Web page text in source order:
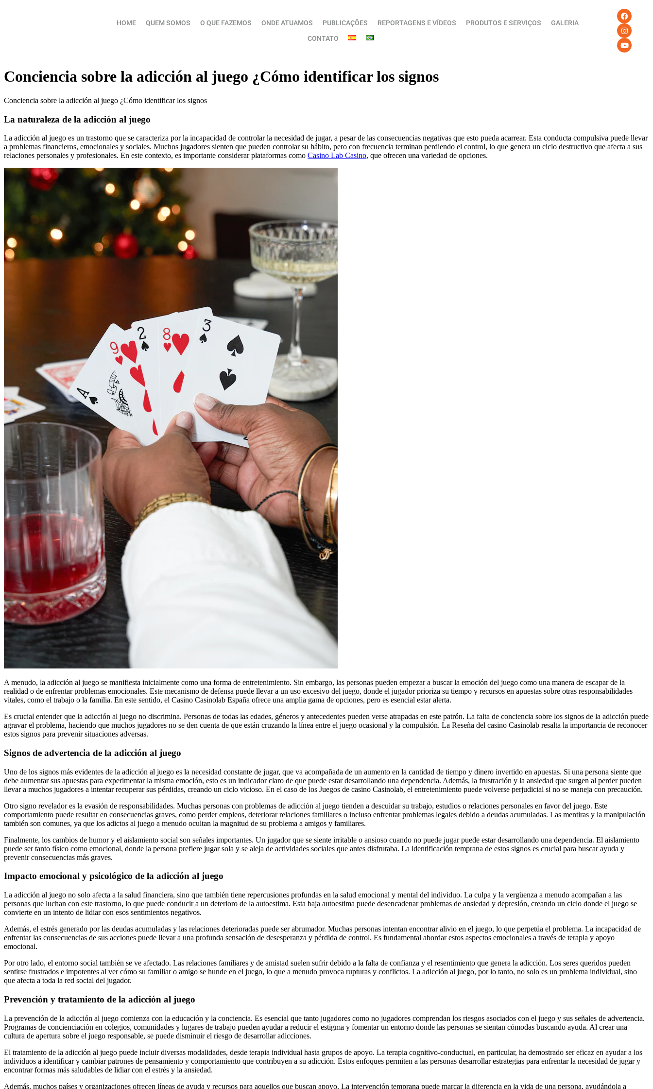
HOME QUEM SOMOS O QUE FAZEMOS ONDE ATUAMOS PUBLICAÇÕES REPORTAGENS E VÍDEOS PRODUTOS E SERVIÇOS
GALERIA
CONTATO
Conciencia sobre la adicción al juego ¿Cómo identificar los signos
Conciencia sobre la adicción al juego ¿Cómo identificar los signos
La naturaleza de la adicción al juego
La adicción al juego es un trastorno que se caracteriza por la incapacidad de controlar la necesidad de jugar, a pesar de las consecuencias negativas que esto pueda acarrear. Esta conducta compulsiva puede llevar
a problemas financieros, emocionales y sociales. Muchos jugadores sienten que pueden controlar su hábito, pero con frecuencia terminan perdiendo el control, lo que genera un ciclo destructivo que afecta a sus
relaciones personales y profesionales. En este contexto, es importante considerar plataformas como Casino Lab Casino, que ofrecen una variedad de opciones.
A menudo, la adicción al juego se manifiesta inicialmente como una forma de entretenimiento. Sin embargo, las personas pueden empezar a buscar la emoción del juego como una manera de escapar de la
realidad o de enfrentar problemas emocionales. Este mecanismo de defensa puede llevar a un uso excesivo del juego, donde el jugador prioriza su tiempo y recursos en apuestas sobre otras responsabilidades
vitales, como el trabajo o la familia. En este sentido, el Casino Casinolab España ofrece una amplia gama de opciones, pero es esencial estar alerta.
Es crucial entender que la adicción al juego no discrimina. Personas de todas las edades, géneros y antecedentes pueden verse atrapadas en este patrón. La falta de conciencia sobre los signos de la adicción puede
agravar el problema, haciendo que muchos jugadores no se den cuenta de que están cruzando la línea entre el juego ocasional y la compulsión. La Reseña del casino Casinolab resalta la importancia de reconocer
estos signos para prevenir situaciones adversas.
Signos de advertencia de la adicción al juego
Uno de los signos más evidentes de la adicción al juego es la necesidad constante de jugar, que va acompañada de un aumento en la cantidad de tiempo y dinero invertido en apuestas. Si una persona siente que
debe aumentar sus apuestas para experimentar la misma emoción, esto es un indicador claro de que puede estar desarrollando una dependencia. Además, la frustración y la ansiedad que surgen al perder pueden
llevar a muchos jugadores a intentar recuperar sus pérdidas, creando un ciclo vicioso. En el caso de los Juegos de casino Casinolab, el entretenimiento puede volverse perjudicial si no se maneja con precaución.
Otro signo revelador es la evasión de responsabilidades. Muchas personas con problemas de adicción al juego tienden a descuidar su trabajo, estudios o relaciones personales en favor del juego. Este
comportamiento puede resultar en consecuencias graves, como perder empleos, deteriorar relaciones familiares o incluso enfrentar problemas legales debido a deudas acumuladas. Las mentiras y la manipulación
también son comunes, ya que los adictos al juego a menudo ocultan la magnitud de su problema a amigos y familiares.
Finalmente, los cambios de humor y el aislamiento social son señales importantes. Un jugador que se siente irritable o ansioso cuando no puede jugar puede estar desarrollando una dependencia. El aislamiento
puede ser tanto físico como emocional, donde la persona prefiere jugar sola y se aleja de actividades sociales que antes disfrutaba. La identificación temprana de estos signos es crucial para buscar ayuda y
prevenir consecuencias más graves.
Impacto emocional y psicológico de la adicción al juego
La adicción al juego no solo afecta a la salud financiera, sino que también tiene repercusiones profundas en la salud emocional y mental del individuo. La culpa y la vergüenza a menudo acompañan a las
personas que luchan con este trastorno, lo que puede conducir a un deterioro de la autoestima. Esta baja autoestima puede desencadenar problemas de ansiedad y depresión, creando un ciclo donde el juego se
convierte en un intento de lidiar con esos sentimientos negativos.
Además, el estrés generado por las deudas acumuladas y las relaciones deterioradas puede ser abrumador. Muchas personas intentan encontrar alivio en el juego, lo que perpetúa el problema. La incapacidad de
enfrentar las consecuencias de sus acciones puede llevar a una profunda sensación de desesperanza y pérdida de control. Es fundamental abordar estos aspectos emocionales a través de terapia y apoyo
emocional.
Por otro lado, el entorno social también se ve afectado. Las relaciones familiares y de amistad suelen sufrir debido a la falta de confianza y el resentimiento que genera la adicción. Los seres queridos pueden
sentirse frustrados e impotentes al ver cómo su familiar o amigo se hunde en el juego, lo que a menudo provoca rupturas y conflictos. La adicción al juego, por lo tanto, no solo es un problema individual, sino
que afecta a toda la red social del jugador.
Prevención y tratamiento de la adicción al juego
La prevención de la adicción al juego comienza con la educación y la conciencia. Es esencial que tanto jugadores como no jugadores comprendan los riesgos asociados con el juego y sus señales de advertencia.
Programas de concienciación en colegios, comunidades y lugares de trabajo pueden ayudar a reducir el estigma y fomentar un entorno donde las personas se sientan cómodas buscando ayuda. Al crear una
cultura de apertura sobre el juego responsable, se puede disminuir el riesgo de desarrollar adicciones.
El tratamiento de la adicción al juego puede incluir diversas modalidades, desde terapia individual hasta grupos de apoyo. La terapia cognitivo-conductual, en particular, ha demostrado ser eficaz en ayudar a los
individuos a identificar y cambiar patrones de pensamiento y comportamiento que contribuyen a su adicción. Estos enfoques permiten a las personas desarrollar estrategias para enfrentar la necesidad de jugar y
encontrar formas más saludables de lidiar con el estrés y la ansiedad.
Además, muchos países y organizaciones ofrecen líneas de ayuda y recursos para aquellos que buscan apoyo. La intervención temprana puede marcar la diferencia en la vida de una persona, ayudándola a